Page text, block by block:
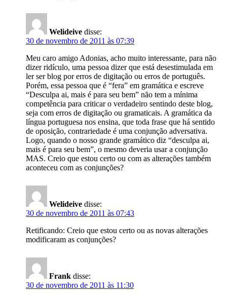
Welideive disse:
30 de novembro de 2011 às 07:39
Meu caro amigo Adonias, acho muito interessante, para não
dizer ridículo, uma pessoa dizer que está desestimulada em
ler ser blog por erros de digitação ou erros de português.
Porém, essa pessoa que é “fera” em gramática e escreve
“Desculpa ai, mais é para seu bem” não tem a mínima
competência para criticar o verdadeiro sentindo deste blog,
seja com erros de digitação ou gramaticais. A gramática da
língua portuguesa nos ensina, que toda frase que há sentido
de oposição, contrariedade é uma conjunção adversativa.
Logo, quando o nosso grande gramático diz “desculpa ai,
mais é para seu bem”, o mesmo deveria usar a conjunção
MAS. Creio que estou certo ou com as alterações também
aconteceu com as conjunções?
Welideive disse:
30 de novembro de 2011 às 07:43
Retificando: Creio que estou certo ou as novas alterações
modificaram as conjunções?
Frank disse:
30 de novembro de 2011 às 11:30